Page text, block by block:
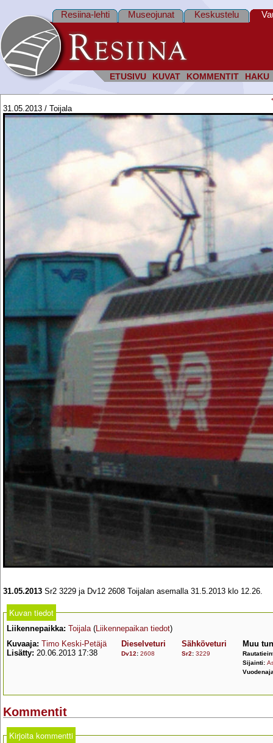
ETUSIVU KUVAT KOMMENTIT HAKU
Resiina-lehti Museojunat Keskustelu
31.05.2013 / Toijala
31.05.2013 Sr2 3229 ja Dv12 2608 Toijalan asemalla 31.5.2013 klo 12.26.
Kuvan tiedot
Liikennepaikka: Toijala(Liikennepaikan tiedot)
Kuvaaja: Timo Keski-Petäjä
Lisätty: 20.06.2013 17:38
Dieselveturi
Dv12: 2608
Sähköveturi
Sr2: 3229
Muu
Sijainti:
Kommentit
Kirjoita kommentti